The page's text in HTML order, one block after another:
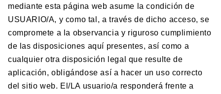
mediante esta página web asume la condición de
USUARIO/A, y como tal, a través de dicho acceso, se
compromete a la observancia y riguroso cumplimiento
de las disposiciones aquí presentes, así como a
cualquier otra disposición legal que resulte de
aplicación, obligándose así a hacer un uso correcto
del sitio web. El/LA usuario/a responderá frente a